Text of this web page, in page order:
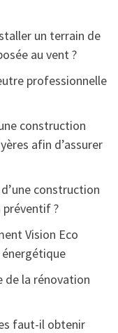
un terrain de
au vent ?
professionnelle
construction
afin d’assurer
construction
?
Vision Eco
de la rénovation
faut-il obtenir